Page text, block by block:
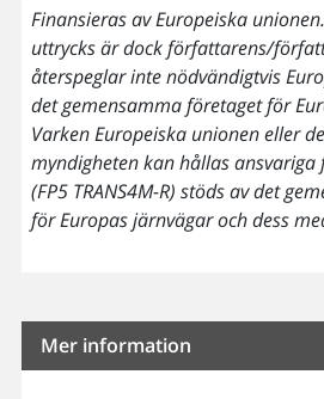
Finansieras av Europeiska
uttrycks är dock författarens/
återspeglar inte nödvändigtvis
det gemensamma företaget för
Varken Europeiska unionen eller
myndigheten kan hållas ansvariga
(FP5 TRANS4M-R) stöds av det
för Europas järnvägar och dess
Mer information